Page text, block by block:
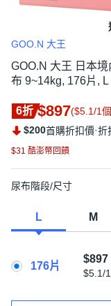
GOO.N 大王
GOO.N 大王 日本
布 9~14kg, 176片, L
6折 $897($5.1/1
$200首購折扣價·折
$31 酷澎幣回饋
尿布階段/尺寸
L M
176片
$897
$5.1/